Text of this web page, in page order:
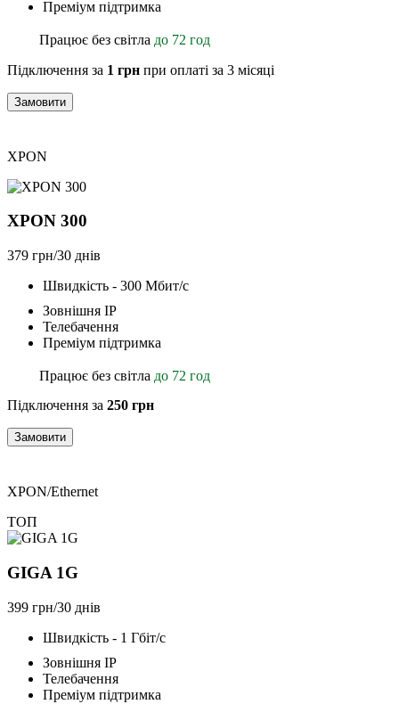
Преміум підтримка
Працює без світла до 72 год
Підключення за 1 грн при оплаті за 3 місяці
Замовити
XPON
XPON 300
379 грн/30 днів
Швидкість - 300 Мбит/с
Зовнішня ІР
Телебачення
Преміум підтримка
Працює без світла до 72 год
Підключення за 250 грн
Замовити
XPON/Ethernet
ТОП
GIGA 1G
399 грн/30 днів
Швидкість - 1 Гбіт/с
Зовнішня ІР
Телебачення
Преміум підтримка